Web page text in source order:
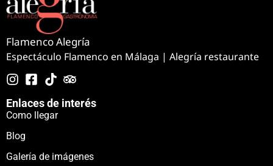
Flamenco Alegría
Espectáculo Flamenco en Málaga | Alegría restaurante
Enlaces de interés
Como llegar
Blog
Galería de imágenes